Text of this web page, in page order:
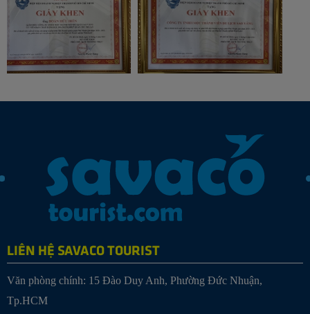
LIÊN HỆ SAVACO TOURIST
Văn phòng chính: 15 Đào Duy Anh, Phường Đức Nhuận,
Tp.HCM